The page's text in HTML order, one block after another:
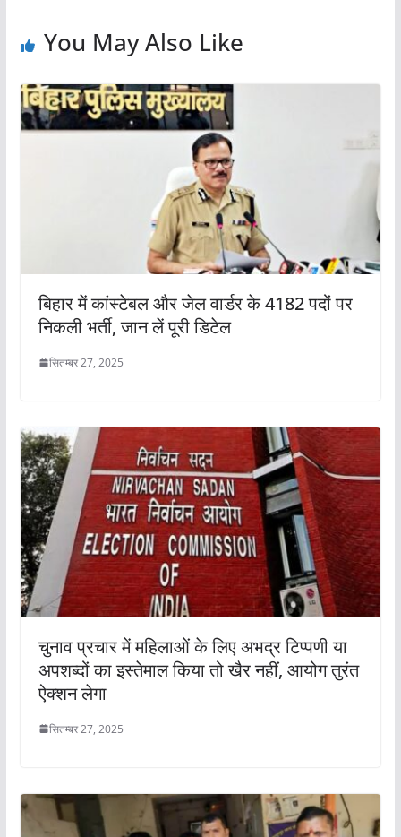
You May Also Like
बिहार में कांस्टेबल और जेल वार्डर के 4182 पदों पर
निकली भर्ती, जान लें पूरी डिटेल
सितम्बर 27, 2025
चुनाव प्रचार में महिलाओं के लिए अभद्र टिप्पणी या
अपशब्दों का इस्तेमाल किया तो खैर नहीं, आयोग तुरंत
ऐक्शन लेगा
सितम्बर 27, 2025